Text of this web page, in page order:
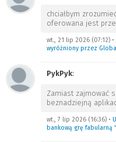
chciałbym
oferowana jest
wt., 21 lip 2026 (07:12) •
wyróżniony przez
PykPyk:
Zamiast zajmować
beznadziejną
wt., 7 lip 2026 (16:36) •
bankową grę fabularną